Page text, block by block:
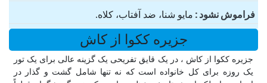
فراموش نشود مایو شنا، ضد آفتاب، کلاه.
جزیره ککوا از کاش
جزیره ککوا از کاش ، در یک قایق تفریحی یک گزینه عالی برای یک تور
یک روزه برای کل خانواده است که نه تنها شامل گشت و گذار در